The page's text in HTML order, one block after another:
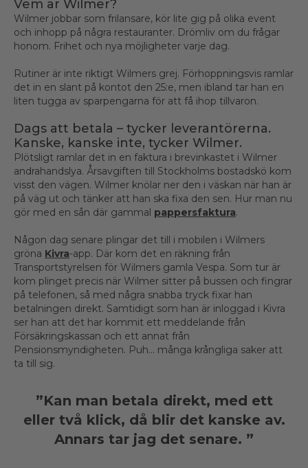
Vem är Wilmer?
Wilmer jobbar som frilansare, kör lite gig på olika event
och inhopp på några restauranter. Drömliv om du frågar
honom. Frihet och nya möjligheter varje dag.
Rutiner är inte riktigt Wilmers grej. Förhoppningsvis ramlar
det in en slant på kontot den 25:e, men ibland tar han en
liten tugga av sparpengarna för att få ihop tillvaron.
Dags att betala – tycker leverantörerna.
Kanske, kanske inte, tycker Wilmer.
Plötsligt ramlar det in en faktura i brevinkastet i Wilmer
andrahandslya. Årsavgiften till Stockholms bostadskö kom
visst den vägen. Wilmer knölar ner den i väskan när han är
på väg ut och tänker att han ska fixa den sen. Hur man nu
gör med en sån där gammal pappersfaktura.
Någon dag senare plingar det till i mobilen i Wilmers
gröna Kivra-app. Där kom det en räkning från
Transportstyrelsen för Wilmers gamla Vespa. Som tur är
kom plinget precis när Wilmer sitter på bussen och fingrar
på telefonen, så med några snabba tryck fixar han
betalningen direkt. Samtidigt som han är inloggad i Kivra
ser han att det har kommit ett meddelande från
Försäkringskassan och ett annat från
Pensionsmyndigheten. Puh… många krångliga saker att
ta till sig.
”Kan man betala direkt, med ett
eller två klick, då blir det kanske av.
Annars tar jag det senare. ”